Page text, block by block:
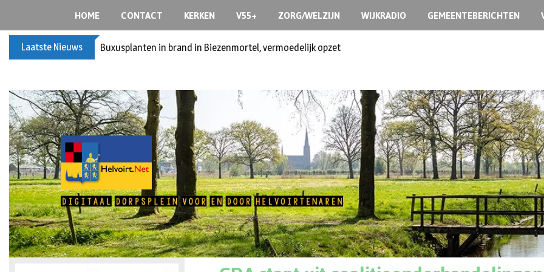
HOME CONTACT KERKEN V55+ ZORG/WELZIJN WIJKRADIO GEMEENTEBERICHTEN
Laatste Nieuws Buxusplanten in brand in Biezenmortel, vermoedelijk opzet